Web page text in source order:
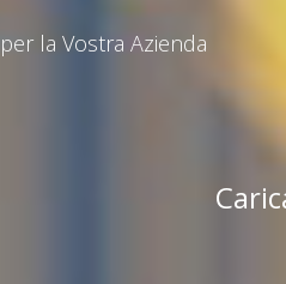
per la Vostra Azienda